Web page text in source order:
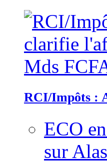
RCI/Impôts :
ECO
sur